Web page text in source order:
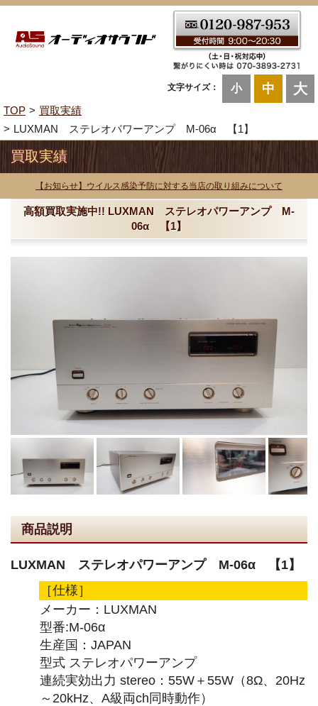
文字サイズ： 小 中 大
TOP
買取実績
LUXMAN ステレオパワーアンプ M-06α 【1】
買取実績
【お知らせ】ウイルス感染予防に対する当店の取り組みについて
高額買取実施中!! LUXMAN ステレオパワーアンプ M-
06α 【1】
商品説明
LUXMAN ステレオパワーアンプ M-06α 【1】
［仕様］
メーカー：LUXMAN
型番:M-06α
生産国：JAPAN
型式 ステレオパワーアンプ
連続実効出力 stereo：55W＋55W（8Ω、20Hz
～20kHz、A級両ch同時動作）